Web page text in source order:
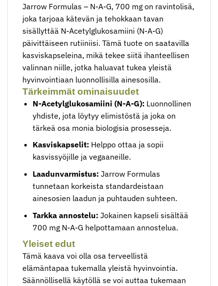
Jarrow Formulas – N-A-G, 700 mg on ravintolisä,
joka tarjoaa kätevän ja tehokkaan tavan
sisällyttää N-Acetylglukosamiini (N-A-G)
päivittäiseen rutiiniisi. Tämä tuote on saatavilla
kasviskapseleina, mikä tekee siitä ihanteellisen
valinnan niille, jotka haluavat tukea yleistä
hyvinvointiaan luonnollisilla ainesosilla.
Tärkeimmät ominaisuudet
N-Acetylglukosamiini (N-A-G): Luonnollinen
yhdiste, jota löytyy elimistöstä ja joka on
tärkeä osa monia biologisia prosesseja.
Kasviskapselit: Helppo ottaa ja sopii
kasvissyöjille ja vegaaneille.
Laadunvarmistus: Jarrow Formulas
tunnetaan korkeista standardeistaan
ainesosien laadun ja puhtauden suhteen.
Tarkka annostelu: Jokainen kapseli sisältää
700 mg N-A-G helpottamaan annostelua.
Yleiset edut
Tämä kaava voi olla osa terveellistä
elämäntapaa tukemalla yleistä hyvinvointia.
Säännöllisellä käytöllä se voi auttaa tukemaan